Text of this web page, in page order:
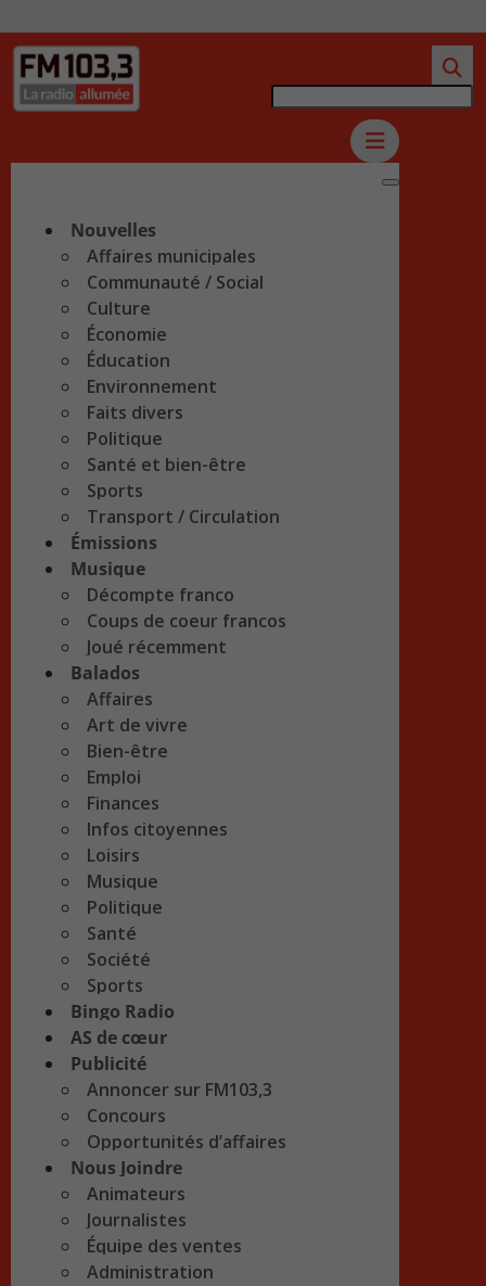
Nouvelles
Affaires municipales
Communauté / Social
Culture
Économie
Éducation
Environnement
Faits divers
Politique
Santé et bien-être
Sports
Transport / Circulation
Émissions
Musique
Décompte franco
Coups de coeur francos
Joué récemment
Balados
Affaires
Art de vivre
Bien-être
Emploi
Finances
Infos citoyennes
Loisirs
Musique
Politique
Santé
Société
Sports
Bingo Radio
AS de cœur
Publicité
Annoncer sur FM103,3
Concours
Opportunités d’affaires
Nous Joindre
Animateurs
Journalistes
Équipe des ventes
Administration